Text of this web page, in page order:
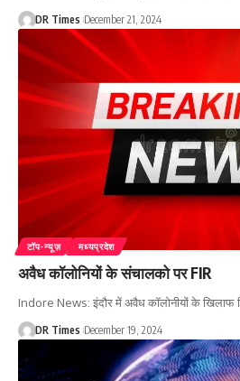
DR Times December 21, 2024
टॉप-न्यूज़ मध्यप्रदेश
अवैध कॉलोनियों के संचालको पर FIR
Indore News: इंदौर में अवैध कॉलोनीयों के खिलाफ
DR Times December 19, 2024